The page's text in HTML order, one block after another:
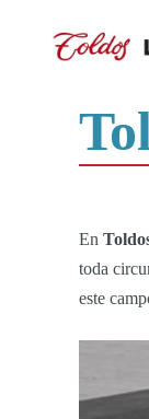
En
toda
este